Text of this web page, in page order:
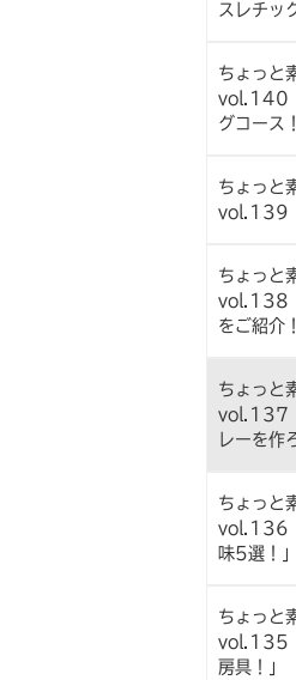
スレチッ
ちょっと
vol.140
グコース
ちょっと
vol.139
ちょっと
vol.138
をご紹介
ちょっと
vol.137
レーを作
ちょっと
vol.136
味5選！」
ちょっと
vol.135
房具！」